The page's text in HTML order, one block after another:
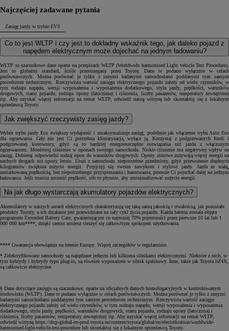
Najczęściej zadawane pytania
Zasięg jazdy w trybie EV3
Co to jest WLTP i czy jest to dokładny wskaźnik tego, jak daleko pojazd z
napędem elektrycznym może dojechać na jednym ładowaniu?
WLTP to szacunkowe dane oparte na przepisach WLTP (Worldwide harmonised Light vehicle Test Procedure).
Jest to globalny standard, ściśle przestrzegany przez Toyotę. Dane te podano wyłącznie w celach
porównawczych. Można porównać je tylko z innymi badanymi samochodami poddanymi tym samym
procedurom technicznym. Rzeczywista wartość zasięgu elektrycznego pojazdu zależy od wielu czynników, w
tym rodzaju napędu, wersji wyposażenia i wyposażenia dodatkowego, stylu jazdy, prędkości, warunków
drogowych, stanu pojazdu, rodzaju opony (lato/zima) i ciśnienia, liczby pasażerów, temperatury zewnętrznej
itp. Aby uzyskać więcej informacji na temat WLTP, odwiedź naszą witrynę lub skontaktuj się z lokalnym
sprzedawcą Toyoty.
Jak zwiększyć rzeczywisty zasięg jazdy?
Wybór trybu jazdy Eco zwiększy wydajność i zmaksymalizuje zasięg, podobnie jak włączenie trybu Auto Eco
dla ogrzewania. Gdy nie jest Ci potrzebna klimatyzacja, wyłącz ją. Korzystaj z podgrzewanych foteli i
podgrzewanej kierownicy, gdyż są to bardziej energooszczędne rozwiązania niż jazda z włączonym
ogrzewaniem. Monitoruj ciśnienie w oponach swojego samochodu. Niskie ciśnienie ma negatywny wpływ na
zasięg. Dobieraj odpowiedni rodzaj opon do warunków drogowych. Opony zimowe zużywają więcej energii na
suchych drogach niż opony letnie. Usuń z samochodu niepotrzebne przedmioty, gdyż przewożenie zbędnych
kilogramów zwiększa zużycie energii. Przyjrzyj się swoim nawykom i stylowi jazdy. Jazda ze stałą,
umiarkowaną prędkością, bez niepotrzebnego przyspieszania i hamowania, pomoże Ci pojechać dalej na jednym
ładowaniu. Jeśli musisz zmienić prędkość, rób to płynnie, aby zminimalizować zużycie energii.
Na jak długo wystarczają akumulatory pojazdów elektrycznych?
Akumulatory w naszych autach elektrycznych charakteryzują się taką samą jakością i trwałością, jak pozostałe
produkty Toyoty, a ich działanie jest przewidziane na cały cykl życia pojazdu. Każda bateria została objęta
programem Extended Battery Care, gwarantującym co najmniej 70% pojemności przez pierwsze 10 lat lub 1
000 000 km****, dzięki czemu możesz cieszyć się całkowitym spokojem użytkowania.
**** Gwarancja obowiązuje na terenie Europy. Więcej szczegółów w regulaminie.
* Zelektryfikowane samochody są napędzane jednym lub kilkoma silnikami elektrycznymi. Niektóre z nich, w
tym hybrydy i hybrydy typu plug-in, są również wyposażone w silnik spalinowy. Inne, takie jak Toyota bZ4X,
są całkowicie elektryczne.
§ Dane dotyczące zasięgu są szacunkowe, oparte na oficjalnych danych homologacyjnych w kontrolowanym
środowisku (WLTP). Dane te podano wyłącznie w celach porównawczych. Można porównać je tylko z innymi
badanymi samochodami poddanymi tym samym procedurom technicznym. Rzeczywista wartość zasięgu
elektrycznego pojazdu zależy od wielu czynników, w tym rodzaju napędu, wersji wyposażenia i wyposażenia
dodatkowego, stylu jazdy, prędkości, warunków drogowych, stanu pojazdu, rodzaju opony (lato/zima) i
ciśnienia, liczby pasażerów, temperatury zewnętrznej itp. Aby uzyskać więcej informacji na temat WLTP,
odwiedź witrynę https://dxp-global-en-prod.toyota.eu/content/toyota/global/en/electrification/worldwide-
harmonised-light-vehicle-test-procedure lub skontaktuj się z lokalnym sprzedawcą Toyoty.